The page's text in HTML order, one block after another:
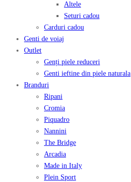
Altele
Seturi cadou
Carduri cadou
Genti de voiaj
Outlet
Genți piele reduceri
Genti ieftine din piele naturala
Branduri
Ripani
Cromia
Piquadro
Nannini
The Bridge
Arcadia
Made in Italy
Plein Sport